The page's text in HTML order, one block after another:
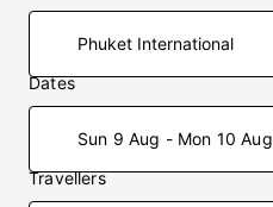
Dates
Sun 9 Aug - Mon 10 Aug
Travellers